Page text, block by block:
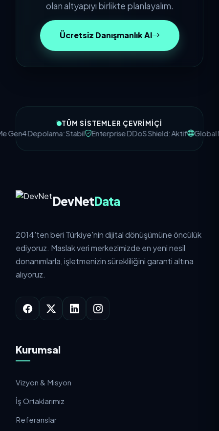
olan altyapıyı birlikte planlayalım.
Ücretsiz Danışmanlık Al
TÜM SISTEMLER ÇEVRIMIÇI
Gen4 Depolama: Stabil Enterprise DDoS Shield: Aktif Global
DevNetData
2014'ten beri Türkiye'nin dijital dönüşümüne öncülük
ediyoruz. Maslak veri merkezimizde en yeni nesil
donanımlarla, işletmenizin sürekliliğini garanti altına
alıyoruz.
Kurumsal
Vizyon & Misyon
İş Ortaklarımız
Referanslar